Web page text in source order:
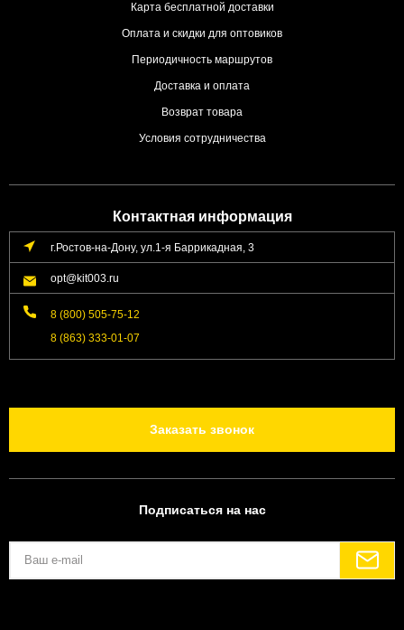
Карта бесплатной доставки
Оплата и скидки для оптовиков
Периодичность маршрутов
Доставка и оплата
Возврат товара
Условия сотрудничества
Контактная информация
г.Ростов-на-Дону, ул.1-я Баррикадная, 3
opt@kit003.ru
8 (800) 505-75-12
8 (863) 333-01-07
Заказать звонок
Подписаться на нас